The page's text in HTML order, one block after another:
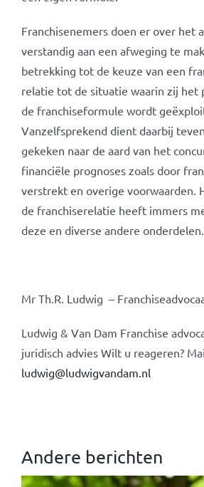
Franchisenemers doen er over het
verstandig aan een afweging te
betrekking tot de keuze van een
relatie tot de situatie waarin zij het
de franchiseformule wordt
Vanzelfsprekend dient daarbij
gekeken naar de aard van het
financiële prognoses zoals door
verstrekt en overige voorwaarden.
de franchiserelatie heeft immers
deze en diverse andere onderdelen.
Mr Th.R. Ludwig –
Ludwig & Van Dam Franchise
juridisch advies Wilt u reageren?
ludwig@ludwigvandam.nl
Andere berichten